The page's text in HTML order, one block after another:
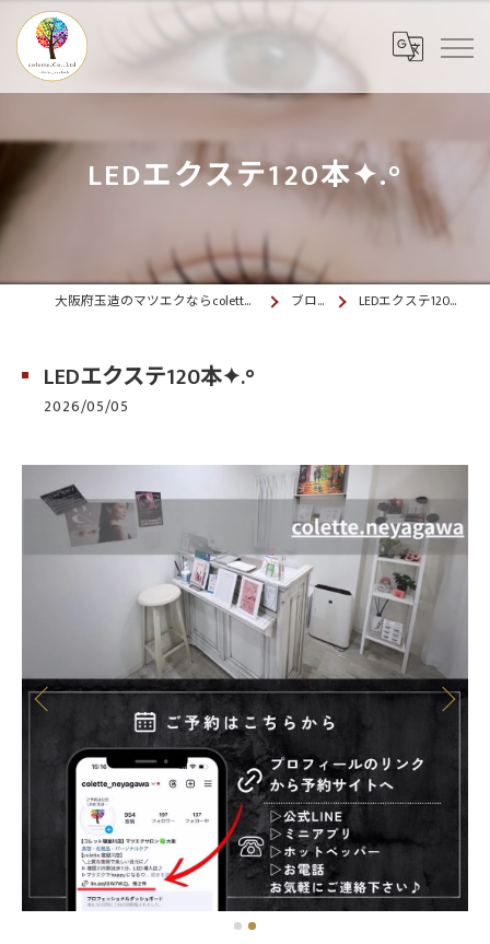
LEDエクステ120本✦.°
大阪府玉造のマツエクならcolette. 玉造 ブログ LEDエクステ120本✦.°
LEDエクステ120本✦.°
2026/05/05